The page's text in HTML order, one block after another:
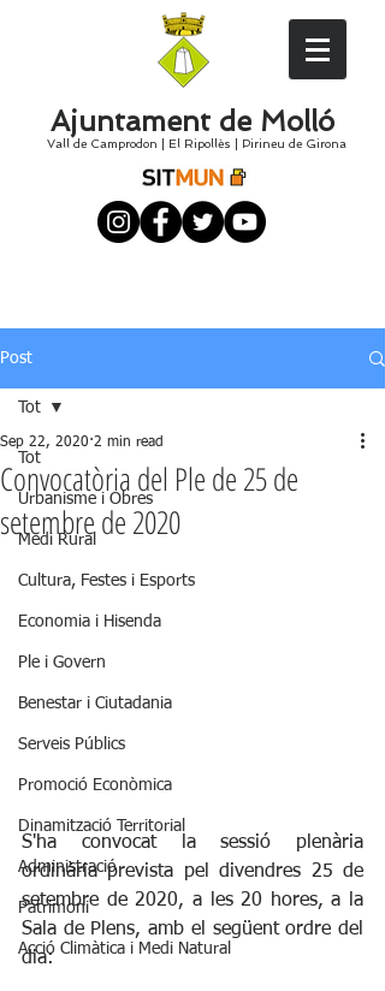
Ajuntament de Molló
Vall de Camprodon El Ripollès Pirineu de Girona
Post
Tot
Urbanisme i Obres
Medi Rural
Cultura, Festes i Esports
Economia i Hisenda
Ple i Govern
Benestar i Ciutadania
Serveis Públics
Promoció Econòmica
Dinamització Territorial
Administració
Patrimoni
Acció Climàtica i Medi Natural
Tot
Convocatòria del Ple de 25 de
setembre de 2020
Sep 22, 2020 2 min read
S'ha convocat la sessió plenària
ordinària prevista pel divendres 25 de
setembre de 2020, a les 20 hores, a la
Sala de Plens, amb el següent ordre del
dia: